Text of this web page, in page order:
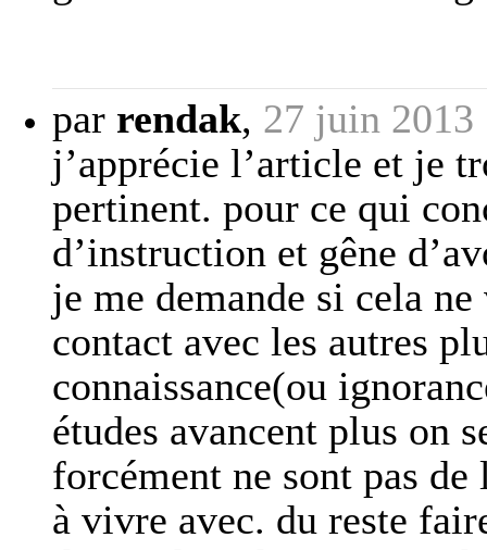
par rendak, 27 juin 2013
j’apprécie l’article et je
pertinent. pour ce qui
d’instruction et gêne
je me demande si cela
contact avec les autres
connaissance(ou
études avancent plus on
forcément ne sont pas
à vivre avec. du reste